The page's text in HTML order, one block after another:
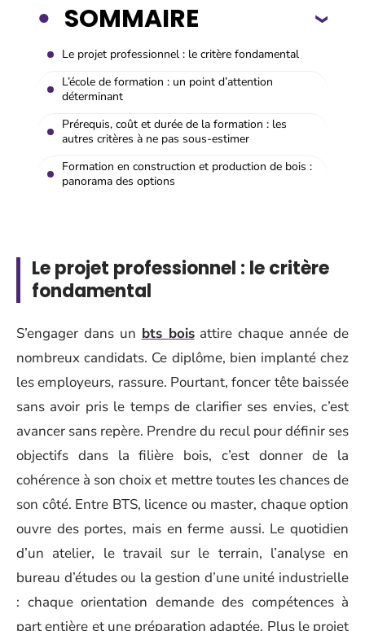
SOMMAIRE
Le projet professionnel : le critère fondamental
L’école de formation : un point d’attention
déterminant
Prérequis, coût et durée de la formation : les
autres critères à ne pas sous-estimer
Formation en construction et production de bois :
panorama des options
Le projet professionnel : le critère
fondamental
S’engager dans un bts boisattire chaque année de
nombreux candidats. Ce diplôme, bien implanté chez
les employeurs, rassure. Pourtant, foncer tête baissée
sans avoir pris le temps de clarifier ses envies, c’est
avancer sans repère. Prendre du recul pour définir ses
objectifs dans la filière bois, c’est donner de la
cohérence à son choix et mettre toutes les chances de
son côté. Entre BTS, licence ou master, chaque option
ouvre des portes, mais en ferme aussi. Le quotidien
d’un atelier, le travail sur le terrain, l’analyse en
bureau d’études ou la gestion d’une unité industrielle
: chaque orientation demande des compétences à
part entière et une préparation adaptée. Plus le projet